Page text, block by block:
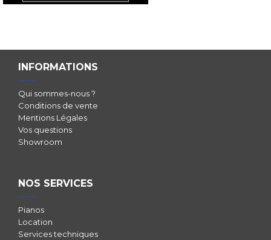
INFORMATIONS
Qui sommes-nous ?
Conditions de vente
Mentions Légales
Vos questions
Showroom
NOS SERVICES
Pianos
Location
Services techniques